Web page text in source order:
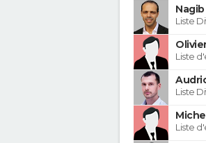
Liste
Liste
Liste
Liste